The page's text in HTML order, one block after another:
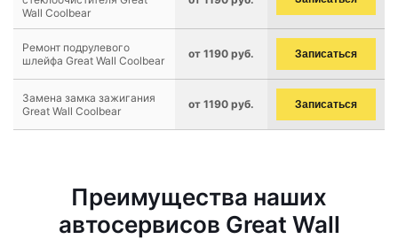
Wall Coolbear
Ремонт подрулевого
шлейфа Great Wall Coolbear
от 1190 руб. Записаться
Замена замка зажигания
Great Wall Coolbear
от 1190 руб. Записаться
Преимущества наших
автосервисов Great Wall